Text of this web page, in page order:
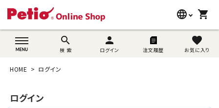
language
wovn-lang-name
shopping_cart
search
検 索
person
ログイン 注文履歴
favorite
お気に入り
search
うさぎ用品
HOME ログイン
ログイン